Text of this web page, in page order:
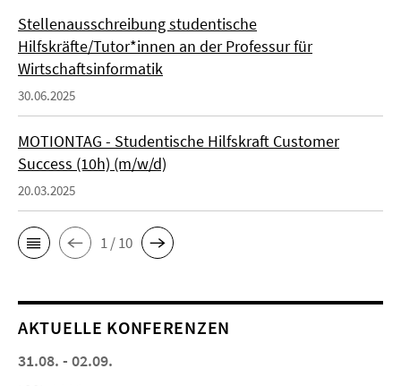
Stellenausschreibung studentische
Hilfskräfte/Tutor*innen an der Professur für
Wirtschaftsinformatik
30.06.2025
MOTIONTAG - Studentische Hilfskraft Customer
Success (10h) (m/w/d)
20.03.2025
1 / 10
AKTUELLE KONFERENZEN
31.08. - 02.09.